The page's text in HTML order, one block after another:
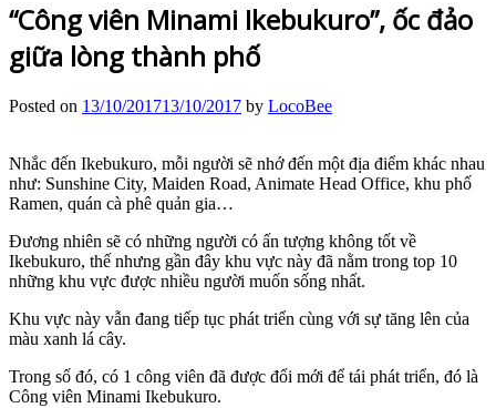
“Công viên Minami Ikebukuro”, ốc đảo
giữa lòng thành phố
Posted on 13/10/201713/10/2017 by LocoBee
Nhắc đến Ikebukuro, mỗi người sẽ nhớ đến một địa điểm khác nhau
như: Sunshine City, Maiden Road, Animate Head Office, khu phố
Ramen, quán cà phê quản gia…
Đương nhiên sẽ có những người có ấn tượng không tốt về
Ikebukuro, thế nhưng gần đây khu vực này đã nằm trong top 10
những khu vực được nhiều người muốn sống nhất.
Khu vực này vẫn đang tiếp tục phát triển cùng với sự tăng lên của
màu xanh lá cây.
Trong số đó, có 1 công viên đã được đổi mới để tái phát triển, đó là
Công viên Minami Ikebukuro.